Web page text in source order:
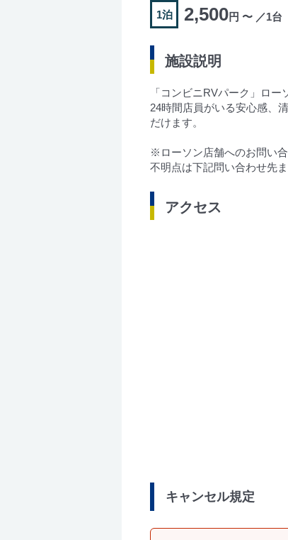
1泊 2,500円 〜 ／1台
施設説明
「コンビニRVパーク」ロ
24時間店員がいる安心感、
だけます。
※ローソン店舗へのお問い
不明点は下記問い合わせ先
アクセス
キャンセル規定